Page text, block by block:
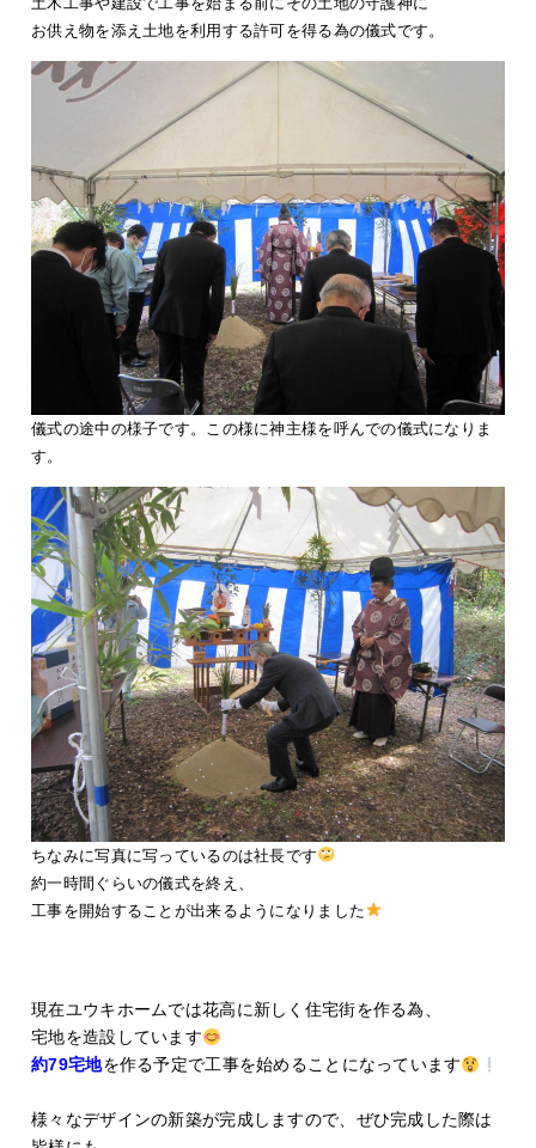
お供え物を添え土地を利用する許可を得る為の儀式です。
儀式の途中の様子です。この様に神主様を呼んでの儀式になりま
す。
ちなみに写真に写っているのは社長です
約一時間ぐらいの儀式を終え、
工事を開始することが出来るようになりました
現在ユウキホームでは花高に新しく住宅街を作る為、
宅地を造設しています
約79宅地を作る予定で工事を始めることになっています
様々なデザインの新築が完成しますので、ぜひ完成した際は